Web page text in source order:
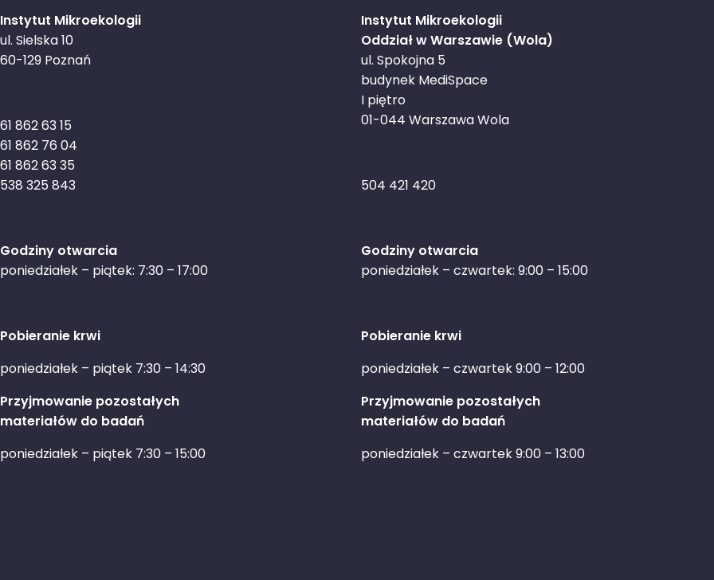
Instytut Mikroekologii
ul. Sielska 10
60-129 Poznań
61 862 63 15
61 862 76 04
61 862 63 35
538 325 843
Godziny otwarcia
poniedziałek – piątek: 7:30 – 17:00
Pobieranie krwi
poniedziałek – piątek 7:30 – 14:30
Przyjmowanie pozostałych
materiałów do badań
poniedziałek – piątek 7:30 – 15:00
Instytut Mikroekologii
Oddział w Warszawie (Wola)
ul. Spokojna 5
budynek MediSpace
I piętro
01-044 Warszawa Wola
504 421 420
Godziny otwarcia
poniedziałek – czwartek: 9:00 – 15:00
Pobieranie krwi
poniedziałek – czwartek 9:00 – 12:00
Przyjmowanie pozostałych
materiałów do badań
poniedziałek – czwartek 9:00 – 13:00